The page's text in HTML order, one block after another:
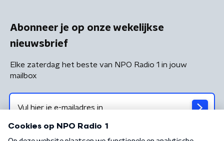
Abonneer je op onze wekelijkse
nieuwsbrief
Elke zaterdag het beste van NPO Radio 1 in jouw
mailbox